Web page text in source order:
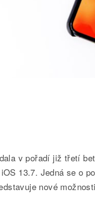
v pořadí již třetí
13.7. Jedná se o
nové